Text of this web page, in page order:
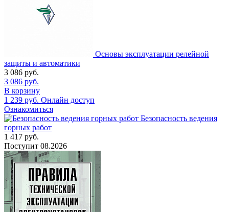
Основы эксплуатации релейной
защиты и автоматики
3 086 руб.
3 086 руб.
В корзину
1 239 руб. Онлайн доступ
Ознакомиться
Безопасность ведения
горных работ
1 417 руб.
Поступит 08.2026